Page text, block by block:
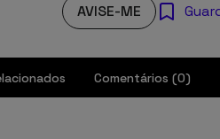
AVISE-ME
Comentários (0)